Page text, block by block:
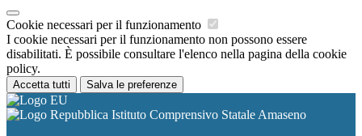
Cookie necessari per il funzionamento
I cookie necessari per il funzionamento non possono essere
disabilitati. È possibile consultare l'elenco nella pagina della cookie
policy.
Accetta tutti Salva le preferenze
Istituto Comprensivo Statale Amaseno